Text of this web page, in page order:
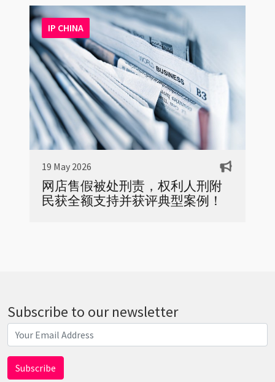
IP CHINA
19 May 2026
网店售假被处刑责，权利人刑附
民获全额支持并获评典型案例！
Subscribe to our newsletter